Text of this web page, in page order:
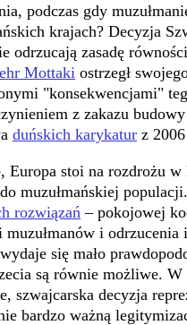
podczas gdy
krajach? Decyzja
odrzucają zasadę
Mottaki ostrzegł
"konsekwencjami"
z zakazu
duńskich karykatur z
Europa stoi na rozdrożu
muzułmańskiej
rozwiązań – pokojowej
muzułmanów i odrzucenia
się mało
są równie możliwe.
szwajcarska decyzja
bardzo ważną